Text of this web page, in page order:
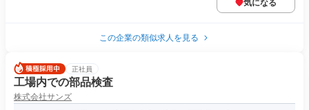
気になる
この企業の類似求人を見る
正社員
工場内での部品検査
株式会社サンズ